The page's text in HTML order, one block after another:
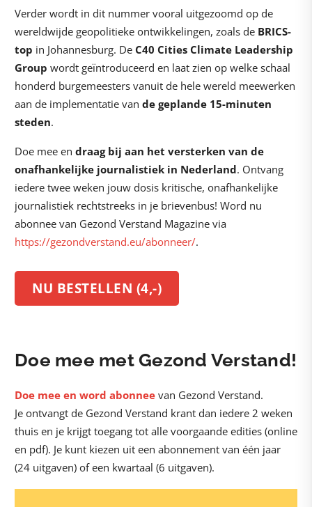
Verder wordt in dit nummer vooral uitgezoomd op de
wereldwijde geopolitieke ontwikkelingen, zoals de BRICS-
top in Johannesburg. De C40 Cities Climate Leadership
Group wordt geïntroduceerd en laat zien op welke schaal
honderd burgemeesters vanuit de hele wereld meewerken
aan de implementatie van de geplande 15-minuten
steden.
Doe mee en draag bij aan het versterken van de
onafhankelijke journalistiek in Nederland . Ontvang
iedere twee weken jouw dosis kritische, onafhankelijke
journalistiek rechtstreeks in je brievenbus! Word nu
abonnee van Gezond Verstand Magazine via
https://gezondverstand.eu/abonneer/.
NU BESTELLEN (4,-)
Doe mee met Gezond Verstand!
Doe mee en word abonnee van Gezond Verstand.
Je ontvangt de Gezond Verstand krant dan iedere 2 weken
thuis en je krijgt toegang tot alle voorgaande edities (online
en pdf). Je kunt kiezen uit een abonnement van één jaar
(24 uitgaven) of een kwartaal (6 uitgaven).